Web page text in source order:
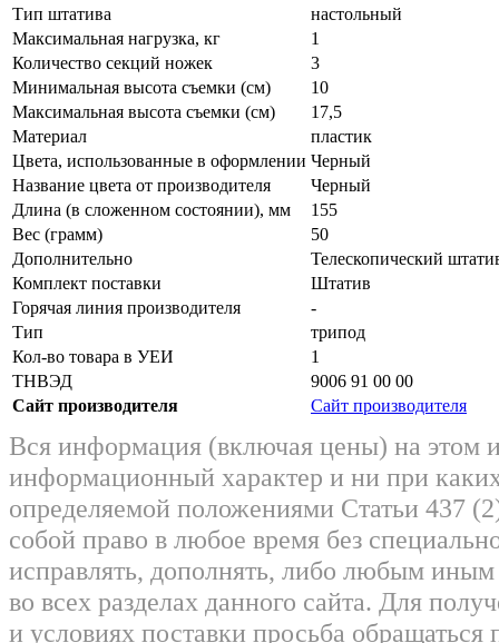
Тип штатива
настольный
Максимальная нагрузка, кг
1
Количество секций ножек
3
Минимальная высота съемки (см)
10
Максимальная высота съемки (см)
17,5
Материал
пластик
Цвета, использованные в оформлении Черный
Название цвета от производителя
Черный
Длина (в сложенном состоянии), мм
155
Вес (грамм)
50
Дополнительно
Телескопический
Комплект поставки
Штатив
Горячая линия производителя
-
Тип
трипод
Кол-во товара в УЕИ
1
ТНВЭД
9006 91 00 00
Сайт производителя
Сайт производителя
Вся информация (включая цены) на этом
информационный характер и ни при
определяемой положениями Статьи 437
собой право в любое время без
исправлять, дополнять, либо любым
во всех разделах данного сайта. Для
и условиях поставки просьба